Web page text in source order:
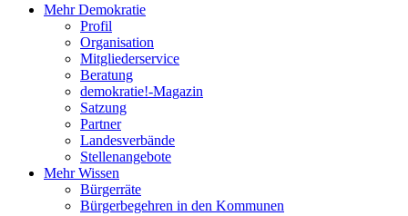
Mehr Demokratie
Profil
Organisation
Mitgliederservice
Beratung
demokratie!-Magazin
Satzung
Partner
Landesverbände
Stellenangebote
Mehr Wissen
Bürgerräte
Bürgerbegehren in den Kommunen